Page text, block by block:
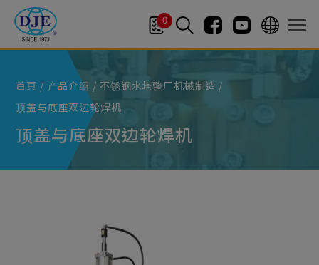
0
首頁 产品介绍
不锈钢水塔整厂机械制造
顶盖与底座双边轮焊机
顶盖与底座双边轮焊机
Cookie管理面板